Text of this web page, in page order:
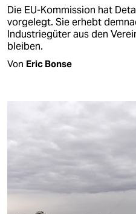
Die EU-Kommission hat
vorgelegt. Sie erhebt
Industriegüter aus den
bleiben.
Von Eric Bonse